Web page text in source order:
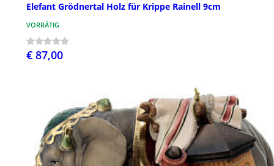
Elefant Grödnertal Holz für Krippe Rainell 9cm
VORRÄTIG
€ 87,00